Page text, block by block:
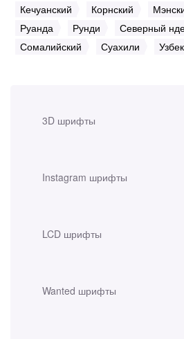
3D шрифты
Instagram шрифты
LCD шрифты
Wanted шрифты
Кечуанский
Корнский
Руанда
Рунди
Северный
Сомалийский
Суахили